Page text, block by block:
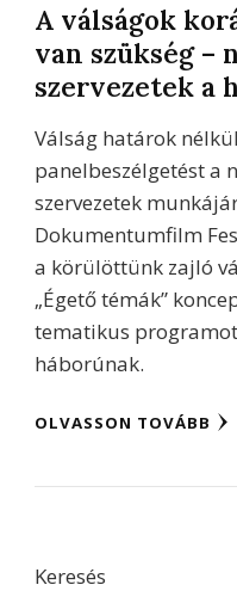
A válságok
van szükség –
szervezetek a
Válság határok
panelbeszélgetést a
szervezetek
Dokumentumfilm
a körülöttünk zajló
„Égető témák”
tematikus
háborúnak.
OLVASSON TOVÁBB
Keresés